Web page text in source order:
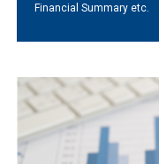
Financial Summary etc.